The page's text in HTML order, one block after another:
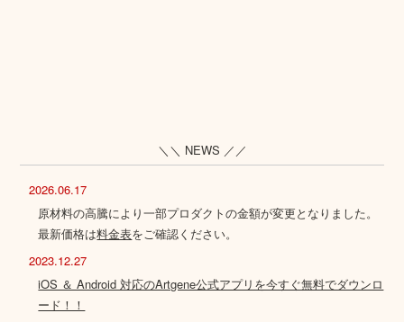
＼＼ NEWS ／／
2026.06.17
原材料の高騰により一部プロダクトの金額が変更となりました。
最新価格は料金表をご確認ください。
2023.12.27
iOS ＆ Android 対応のArtgene公式アプリを今すぐ無料でダウンロ
ード！！